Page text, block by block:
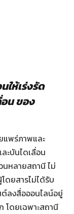
ให้เร่งรัด
น ของ
แพร่ภาพและ
ะบันไดเลื่อน
นหลายสถานี ไม่
ดยสารไม่ได้รับ
ต์ลงสื่อออนไลน์อยู่
โดยเฉพาะสถานี